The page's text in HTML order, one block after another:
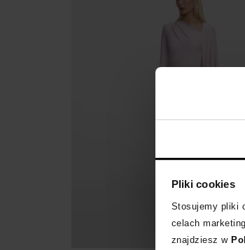
Pliki cookies
Stosujemy pliki
celach
znajdziesz w